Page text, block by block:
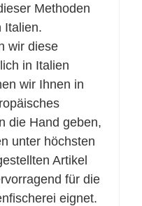
Methoden
Italien.
wir diese
in Italien
wir Ihnen in
die Hand geben,
unter höchsten
Artikel
für die
eignet.